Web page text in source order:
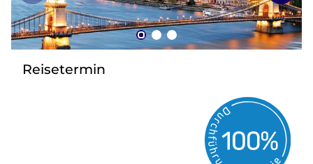
zurück zu HOFER REISEN
Reisetermin